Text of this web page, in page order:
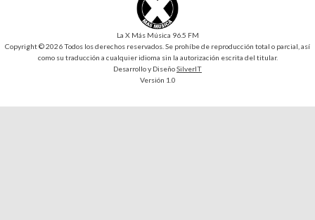
La X Más Música 96.5 FM
Copyright © 2026 Todos los derechos reservados. Se prohíbe de reproducción total o parcial, así
como su traducción a cualquier idioma sin la autorización escrita del titular.
Desarrollo y DiseñoSilverIT
Versión 1.0